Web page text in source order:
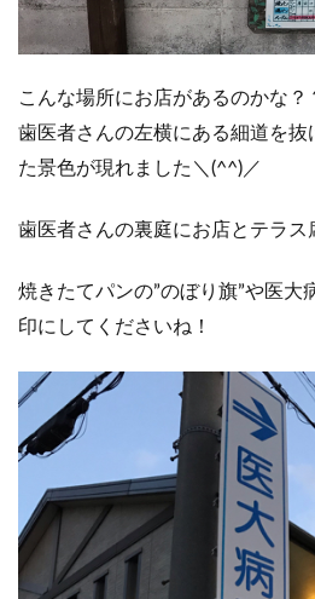
こんな場所にお店があるのかな？
歯医者さんの左横にある細道を抜
た景色が現れました＼(^^)／
歯医者さんの裏庭にお店とテラス
焼きたてパンの”のぼり旗”や医大
印にしてくださいね！